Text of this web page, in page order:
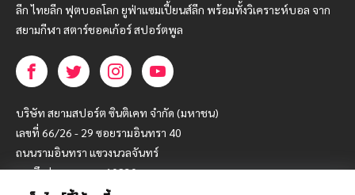
ลีก ไทยลีก ฟุตบอลโลก ยูฟ่าแซมเปี้ยนส์ลีก พร้อมทั้งวิเคราะห์บอล จาก
สยามกีฬา สตาร์ชอคเก้อร์ สปอร์ตพูล
บริษัท สยามสปอร์ต ซินติเคท จำกัด (มหาชน)
เลขที่ 66/26 - 29 ซอยรามอินทรา 40
ถนนรามอินทรา แขวงนวลจันทร์
เขตบึงกุ่ม กรุงเทพฯ 10230